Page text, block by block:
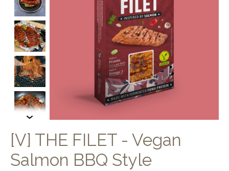
[V] THE FILET - Vegan
Salmon BBQ Style